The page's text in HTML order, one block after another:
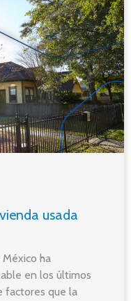
usada
ha
en los últimos
factores que la